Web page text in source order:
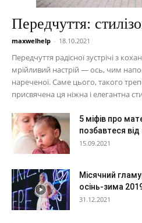
Передчуття:
maxwelhelp - 18.10.2021
Передчуття радісної зустрічі з
мрійливий настрій — ось, чим
нареченої. Саме цього, такого
присвячена ця ніжна і елегантна
5 міфів про
позбавтеся
15.09.2021
Місячний
осінь-зима
31.12.2021